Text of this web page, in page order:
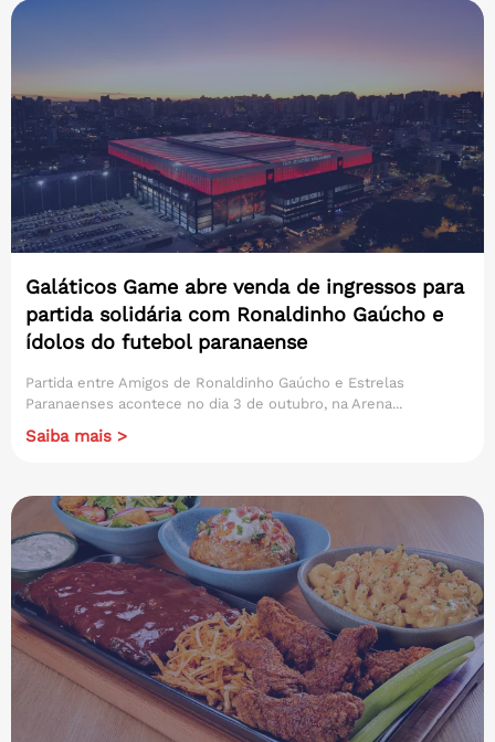
Galáticos Game abre venda de ingressos para
partida solidária com Ronaldinho Gaúcho e
ídolos do futebol paranaense
Partida entre Amigos de Ronaldinho Gaúcho e Estrelas
Paranaenses acontece no dia 3 de outubro, na Arena...
Saiba mais >